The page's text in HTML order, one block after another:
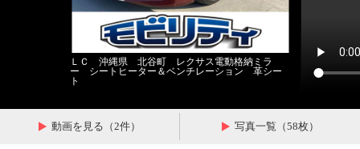
ＬＣ 沖縄県 北谷町 レクサス電動格納ミラ
ー シートヒーター＆ベンチレーション 革シー
ト
動画を見る（2件） 写真一覧（58枚）